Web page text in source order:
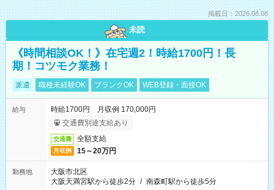
掲載日：2026.08.08
未読
《時間相談OK！》在宅週2！時給1700円！長
期！コツモク業務！
派遣 職種未経験OK ブランクOK WEB登録・面接OK
給与
時給1700円 月収例 170,000円
交通費別途支給あり
交通費 全額支給
月収例 15～20万円
勤務地
大阪市北区
大阪天満宮駅から徒歩2分 / 南森町駅から徒歩5分